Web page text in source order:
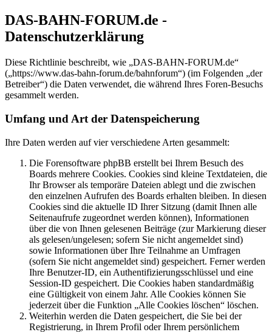
DAS-BAHN-FORUM.de -
Datenschutzerklärung
Diese Richtlinie beschreibt, wie „DAS-BAHN-FORUM.de“
(„https://www.das-bahn-forum.de/bahnforum“) (im Folgenden „der
Betreiber“) die Daten verwendet, die während Ihres Foren-Besuchs
gesammelt werden.
Umfang und Art der Datenspeicherung
Ihre Daten werden auf vier verschiedene Arten gesammelt:
Die Forensoftware phpBB erstellt bei Ihrem Besuch des
Boards mehrere Cookies. Cookies sind kleine Textdateien, die
Ihr Browser als temporäre Dateien ablegt und die zwischen
den einzelnen Aufrufen des Boards erhalten bleiben. In diesen
Cookies sind die aktuelle ID Ihrer Sitzung (damit Ihnen alle
Seitenaufrufe zugeordnet werden können), Informationen
über die von Ihnen gelesenen Beiträge (zur Markierung dieser
als gelesen/ungelesen; sofern Sie nicht angemeldet sind)
sowie Informationen über Ihre Teilnahme an Umfragen
(sofern Sie nicht angemeldet sind) gespeichert. Ferner werden
Ihre Benutzer-ID, ein Authentifizierungsschlüssel und eine
Session-ID gespeichert. Die Cookies haben standardmäßig
eine Gültigkeit von einem Jahr. Alle Cookies können Sie
jederzeit über die Funktion „Alle Cookies löschen“ löschen.
Weiterhin werden die Daten gespeichert, die Sie bei der
Registrierung, in Ihrem Profil oder Ihrem persönlichem